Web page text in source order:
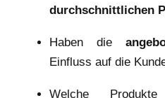
durchschnittlichen
Haben die
Einfluss auf die
Welche